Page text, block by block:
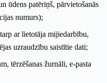
ūdens patēriņš, pārvietošanās
numurs);
ar lietotāja mijiedarbību,
uzraudzību saistītie dati;
tērzēšanas žurnāli, e-pasta